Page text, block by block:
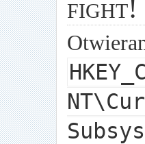
fight!